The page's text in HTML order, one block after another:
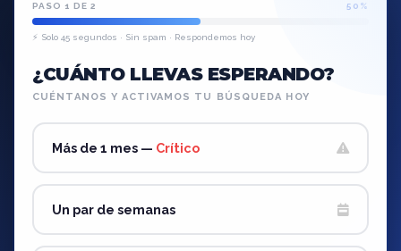
PASO 1 DE 2 50%
⚡ Solo 45 segundos · Sin spam · Respondemos hoy
¿CUÁNTO LLEVAS ESPERANDO?
CUÉNTANOS Y ACTIVAMOS TU BÚSQUEDA HOY
Más de 1 mes — Crítico
Un par de semanas